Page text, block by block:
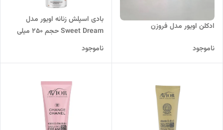
ادکلن اویور مدل فروزن
ناموجود
بادی اسپلش زنانه اویور مدل
Sweet Dream حجم 250 میلی
لیتر
ناموجود